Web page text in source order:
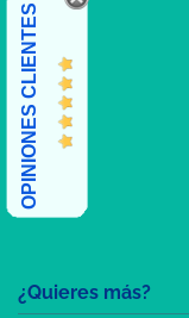
¿Quieres más?
OPINIONES CLIENTES